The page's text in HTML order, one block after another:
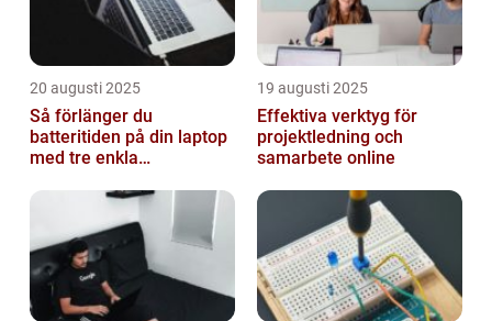
20 augusti 2025
Så förlänger du
batteritiden på din laptop
med tre enkla
19 augusti 2025
Effektiva verktyg för
projektledning och
samarbete online